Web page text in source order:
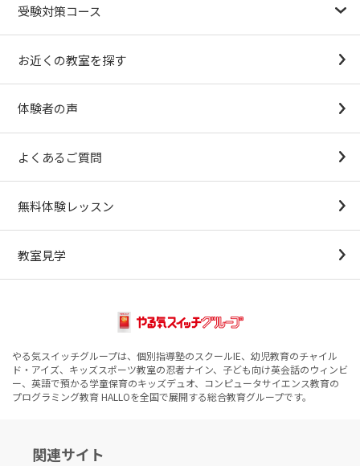
受験対策コース
（思考力アドバンスコースアストルム）
お近くの教室を探す
体験者の声
よくあるご質問
無料体験レッスン
教室見学
やる気スイッチグループは、個別指導塾のスクールIE、幼児教育のチャイル
ド・アイズ、キッズスポーツ教室の忍者ナイン、子ども向け英会話のウィンビ
ー、英語で預かる学童保育のキッズデュオ、コンピュータサイエンス教育の
プログラミング教育 HALLOを全国で展開する総合教育グループです。
関連サイト